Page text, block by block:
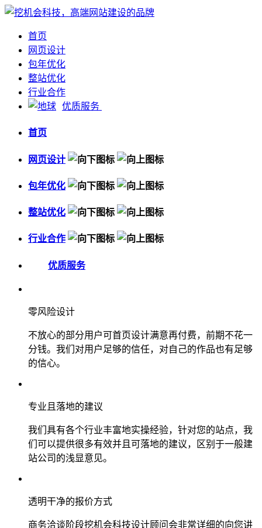
首页
网页设计
包年优化
整站优化
行业合作
优质服务
首页
网页设计
包年优化
整站优化
行业合作
优质服务
零风险设计
不放心的部分用户可首页设计满意再付费，前期不花一
分钱。我们对用户足够的信任，对自己的作品也有足够
的信心。
专业且落地的建议
我们具有各个行业丰富地实操经验，针对您的站点，我
们可以提供很多有效并且可落地的建议，区别于一般建
站公司的浅显意见。
透明干净的报价方式
商务洽谈阶段挖机会科技设计顾问会非常详细的向您讲